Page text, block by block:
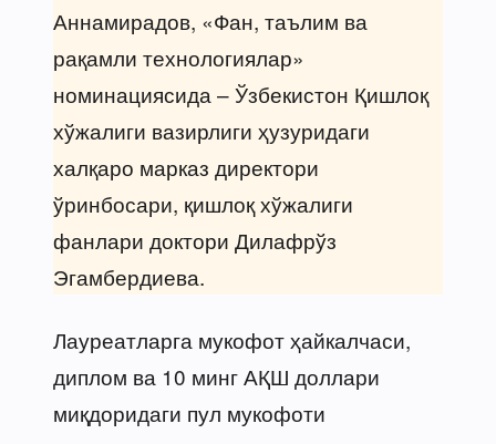
Аннамирадов, «Фан, таълим ва
рақамли технологиялар»
номинациясида – Ўзбекистон Қишлоқ
хўжалиги вазирлиги ҳузуридаги
халқаро марказ директори
ўринбосари, қишлоқ хўжалиги
фанлари доктори Дилафрўз
Эгамбердиева.
Лауреатларга мукофот ҳайкалчаси,
диплом ва 10 минг АҚШ доллари
миқдоридаги пул мукофоти